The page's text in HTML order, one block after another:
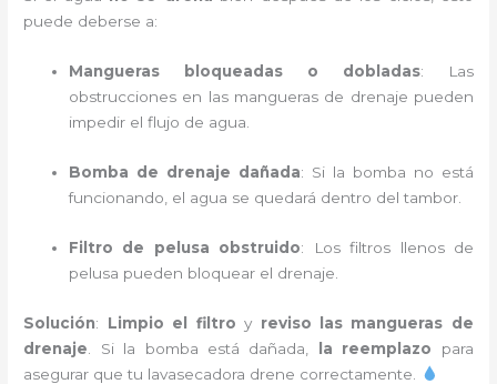
puede deberse a:
Mangueras bloqueadas o dobladas: Las
obstrucciones en las mangueras de drenaje pueden
impedir el flujo de agua.
Bomba de drenaje dañada: Si la bomba no está
funcionando, el agua se quedará dentro del tambor.
Filtro de pelusa obstruido: Los filtros llenos de
pelusa pueden bloquear el drenaje.
Solución: Limpio el filtro y reviso las mangueras de
drenaje . Si la bomba está dañada, la reemplazo para
asegurar que tu lavasecadora drene correctamente.